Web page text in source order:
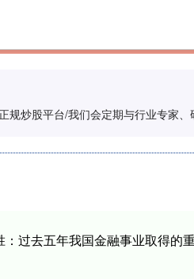
炒股平台/我们会定期与行业专家
：过去五年我国金融事业取得的